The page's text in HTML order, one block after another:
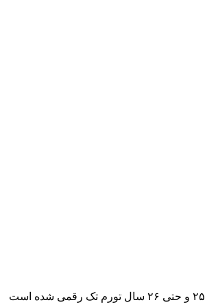
دیروز دولت اعلام کرد که نرخ تورم تک رقمی شده است که این مطلب با دو واکنش عمده مواجه شد، تعداد زیادی از روزنامه های حامی دولت ادعا کردند که بعد از ۲۵ و حتی ۲۶ سال تورم تک رقمی شده است